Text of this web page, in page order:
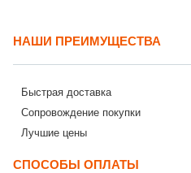
НАШИ ПРЕИМУЩЕСТВА
Быстрая доставка
Сопровождение покупки
Лучшие цены
СПОСОБЫ ОПЛАТЫ